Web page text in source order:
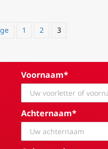
1 2 3
Voornaam*
Achternaam*